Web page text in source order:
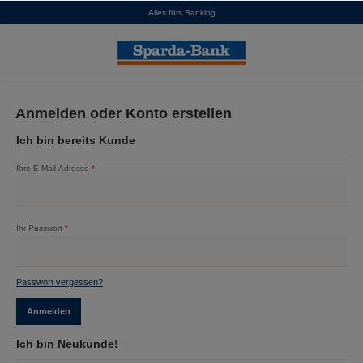
Alles fürs Banking
Anmelden oder Konto erstellen
Ich bin bereits Kunde
Ihre E-Mail-Adresse *
Ihr Passwort *
Passwort vergessen?
Anmelden
Ich bin Neukunde!